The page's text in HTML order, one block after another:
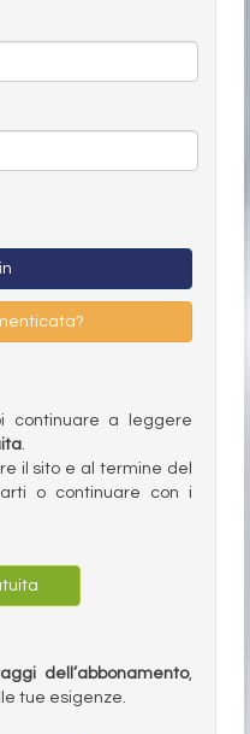
continuare a leggere
.
il sito e al termine del
o continuare con i
dell’abbonamento,
tue esigenze.